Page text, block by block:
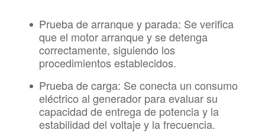
Prueba de arranque y parada: Se verifica
que el motor arranque y se detenga
correctamente, siguiendo los
procedimientos establecidos.
Prueba de carga: Se conecta un consumo
eléctrico al generador para evaluar su
capacidad de entrega de potencia y la
estabilidad del voltaje y la frecuencia.